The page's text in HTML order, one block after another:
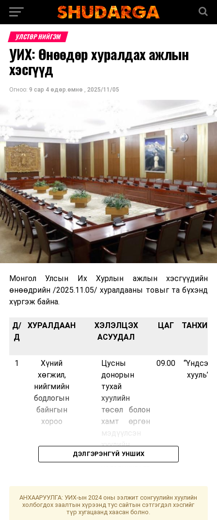
УЛСТӨР НИЙГЭМ
УИХ: Өнөөдөр хуралдах ажлын
хэсгүүд
Огноо: 9 сар 4 өдөр.өмнө , 2025/11/05
Монгол Улсын Их Хурлын ажлын хэсгүүдийн
өнөөдрийн /2025.11.05/ хуралдааны товыг та бүхэнд
хүргэж байна.
Д/
Д
ХУРАЛДААН
ХЭЛЭЛЦЭХ
АСУУДАЛ
ЦАГ ТАНХИМ
1
Хүний
хөгжил,
нийгмийн
бодлогын
байнгын
хороо
Цусны
донорын
тухай
хуулийн
төсөл болон
хамт өргөн
мэдүүлсэн
хуулийн
төслүүдийг
ажлын
хэсгийн
09.00
“Үндсэн
хууль”
ДЭЛГЭРЭНГҮЙ УНШИХ
АНХААРУУЛГА: УИХ-ын 2024 оны ээлжит сонгуулийн хуулийн
холбогдох заалтын хүрээнд тус сайтын сэтгэгдэл хэсгийг
түр хугацаанд хаасан болно.